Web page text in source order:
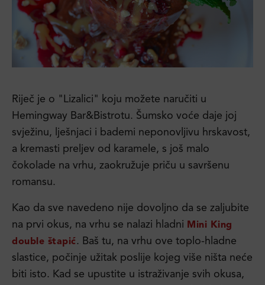
Riječ je o "Lizalici" koju možete naručiti u
Hemingway Bar&Bistrotu. Šumsko voće daje joj
svježinu, lješnjaci i bademi neponovljivu hrskavost,
a kremasti preljev od karamele, s još malo
čokolade na vrhu, zaokružuje priču u savršenu
romansu.
Kao da sve navedeno nije dovoljno da se zaljubite
na prvi okus, na vrhu se nalazi hladni
Mini King
double štapić. Baš tu, na vrhu ove toplo-hladne
slastice, počinje užitak poslije kojeg više ništa neće
biti isto. Kad se upustite u istraživanje svih okusa,